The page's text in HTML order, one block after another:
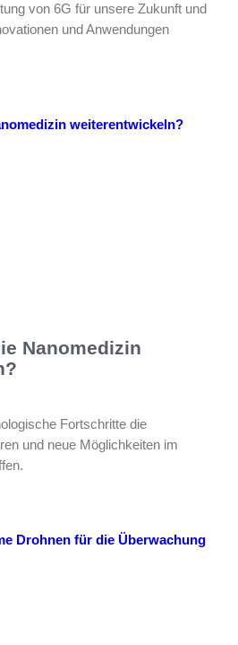
von 6G für unsere Zukunft und
und Anwendungen
Nanomedizin
Fortschritte die
und neue Möglichkeiten im